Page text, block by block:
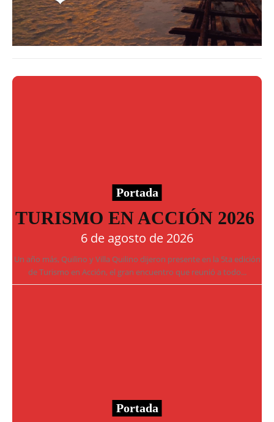
Portada
TURISMO EN ACCIÓN 2026
6 de agosto de 2026
Un año más, Quilino y Villa Quilino dijeron presente en la 5ta edición
de Turismo en Acción, el gran encuentro que reunió a todo...
Portada